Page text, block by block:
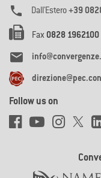
 Dall'Estero +39
Fax 0828 1962100

Follow us on